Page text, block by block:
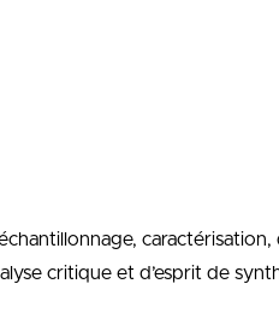
critique et d’esprit de